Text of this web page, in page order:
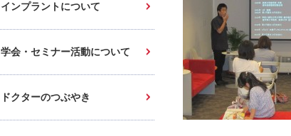
インプラントについて
学会・セミナー活動について
ドクターのつぶやき